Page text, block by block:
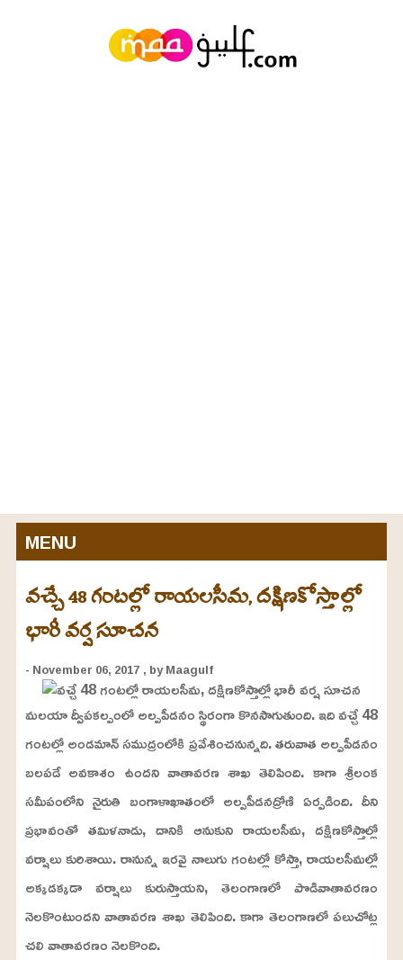
MENU
వచ్చే 48 గంటల్లో రాయలసీమ, దక్షిణకోస్తాల్లో
భారీ వర్ష సూచన
- November 06, 2017 , by Maagulf
మలయా ద్వీపకల్పంలో అల్పపీడనం స్థిరంగా కొనసాగుతుంది. ఇది వచ్చే 48
గంటల్లో అండమాన్‌ సముద్రంలోకి ప్రవేశించనున్నది. తరువాత అల్పపీడనం
బలపడే అవకాశం ఉందని వాతావరణ శాఖ తెలిపింది. కాగా శ్రీలంక
సమీపంలోని నైరుతి బంగాళాఖాతంలో అల్పపీడనద్రోణి ఏర్పడింది. దీని
ప్రభావంతో తమిళనాడు, దానికి ఆనుకుని రాయలసీమ, దక్షిణకోస్తాల్లో
వర్షాలు కురిశాయి. రానున్న ఇరవై నాలుగు గంటల్లో కోస్తా, రాయలసీమల్లో
అక్కడక్కడా వర్షాలు కురుస్తాయని, తెలంగాణలో పొడివాతావరణం
నెలకొంటుందని వాతావరణ శాఖ తెలిపింది. కాగా తెలంగాణలో పలుచోట్ల
చలి వాతావరణం నెలకొంది.